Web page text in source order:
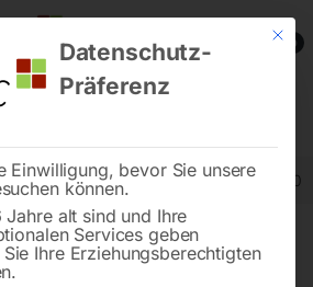
0
Spezialholzsägen Radialarmsäge RAS 90
Mit
Datenschutz-
Präferenz
Einwilligung, bevor Sie unsere
können.
Jahre alt sind und Ihre
Services geben
Ihre Erziehungsberechtigten